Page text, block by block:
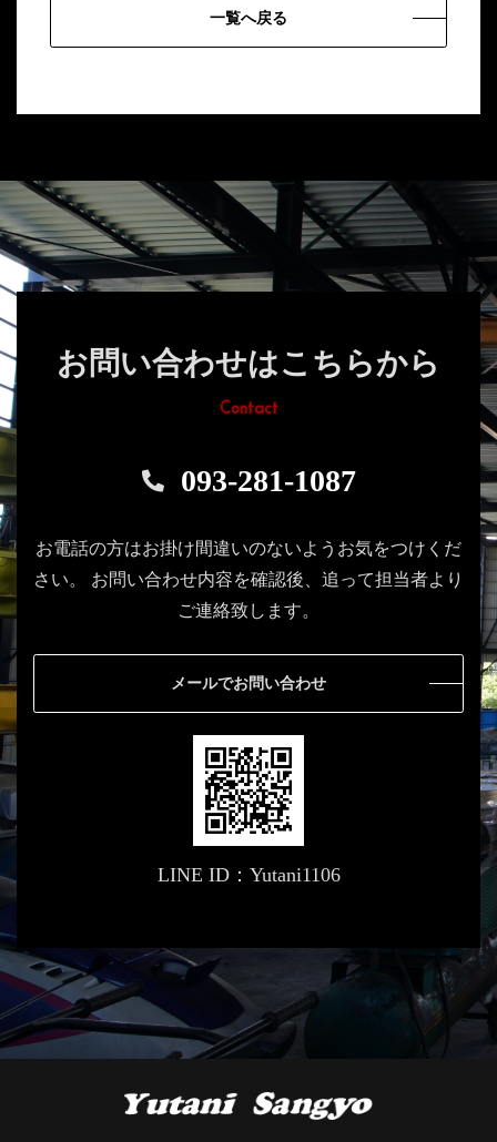
一覧へ戻る
お問い合わせはこちらから
Contact
093-281-1087
お電話の方はお掛け間違いのないようお気をつけくだ
さい。
お問い合わせ内容を確認後、追って担当者より
ご連絡致します。
メールでお問い合わせ
LINE ID：Yutani1106